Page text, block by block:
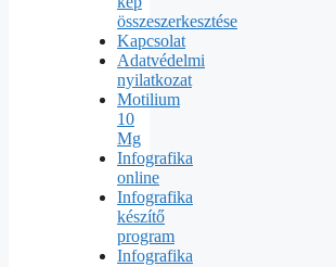
összeszerkesztése
Kapcsolat
Adatvédelmi
nyilatkozat
Motilium
10
Mg
Infografika
online
Infografika
készítő
program
Infografika